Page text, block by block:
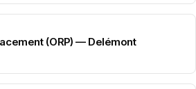
(ORP) — Delémont